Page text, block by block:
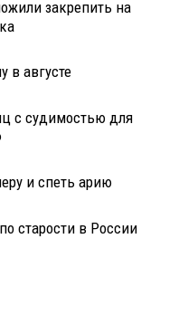
закрепить на
в августе
с судимостью для
и спеть арию
старости в России